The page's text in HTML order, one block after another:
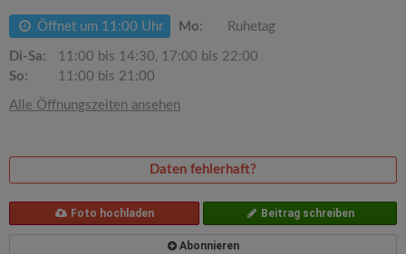
Öffnet um 11:00 Uhr Mo: Ruhetag
Di-Sa:
11:00 bis 14:30, 17:00 bis 22:00
So:
11:00 bis 21:00
Alle Öffnungszeiten ansehen
Daten fehlerhaft?
Foto hochladen Beitrag schreiben
Abonnieren
a
t
i
o
n